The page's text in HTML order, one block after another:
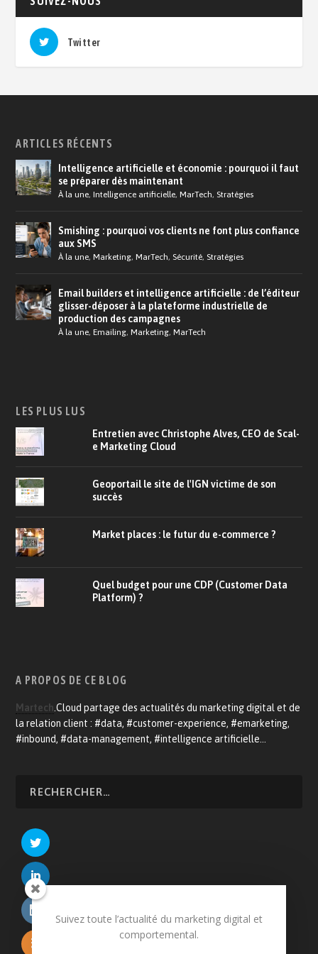
Twitter
ARTICLES RÉCENTS
Intelligence artificielle et économie : pourquoi il faut
se préparer dès maintenant
À la une,Intelligence artificielle,MarTech, Stratégies
Smishing : pourquoi vos clients ne font plus confiance
aux SMS
À la une,Marketing,MarTech, Sécurité, Stratégies
Email builders et intelligence artificielle : de l’éditeur
glisser-déposer à la plateforme industrielle de
production des campagnes
À la une,Emailing,Marketing,MarTech
LES PLUS LUS
Entretien avec Christophe Alves, CEO de Scal-
e Marketing Cloud
Geoportail le site de l'IGN victime de son
succès
Market places : le futur du e-commerce ?
Quel budget pour une CDP (Customer Data
Platform) ?
A PROPOS DE CE BLOG
Martech .Cloud partage des actualités du marketing digital et de
la relation client : #data, #customer-experience, #emarketing,
#inbound, #data-management, #intelligence artificielle…
Suivez toute l’actualité du marketing digital et
comportemental.